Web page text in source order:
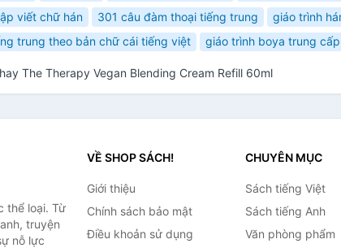
viết chữ hán 301 câu đàm thoại tiếng trung giáo trình
trung theo bản chữ cái tiếng việt giáo trình boya trung cấp
The Therapy Vegan Blending Cream Refill 60ml
thể loại. Từ
truyện
nỗ lực
VỀ SHOP SÁCH!
Giới thiệu
Chính sách bảo mật
Điều khoản sử dụng
CHUYÊN MỤC
Sách tiếng Việt
Sách tiếng Anh
Văn phòng phẩm